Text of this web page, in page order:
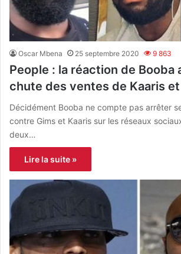
Oscar Mbena 25 septembre 2020 9 863
People : la réaction de Booba
chute des ventes de Kaaris
Décidément Booba ne compte pas arrêter
contre Gims et Kaaris sur les réseaux
deux…
Lire la suite »